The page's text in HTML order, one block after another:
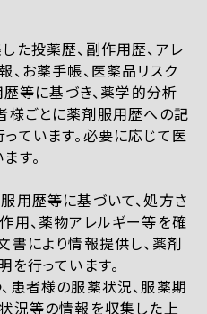
た投薬歴、副作用歴、アレ
お薬手帳、医薬品リスク
歴等に基づき、薬学的分析
様ごとに薬剤服用歴への記
ています。必要に応じて医
す。
用歴等に基づいて、処方さ
用、薬物アレルギー等を確
書により情報提供し、薬剤
行っています。
患者様の服薬状況、服薬期
況等の情報を収集した上